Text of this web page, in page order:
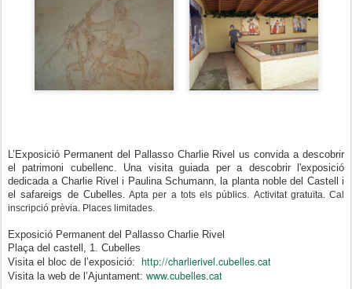
L’Exposició Permanent del Pallasso Charlie Rivel us convida a descobrir
el patrimoni cubellenc. Una visita guiada per a descobrir l'exposició
dedicada a Charlie Rivel i Paulina Schumann, la planta noble del Castell i
el safareigs de Cubelles. Apta per a tots els públics. Activitat gratuïta. Cal
inscripció prèvia. Places limitades.
Exposició Permanent del Pallasso Charlie Rivel
Plaça del castell, 1. Cubelles
Visita el bloc de l’exposició: http://charlierivel.cubelles.cat
Visita la web de l’Ajuntament: www.cubelles.cat